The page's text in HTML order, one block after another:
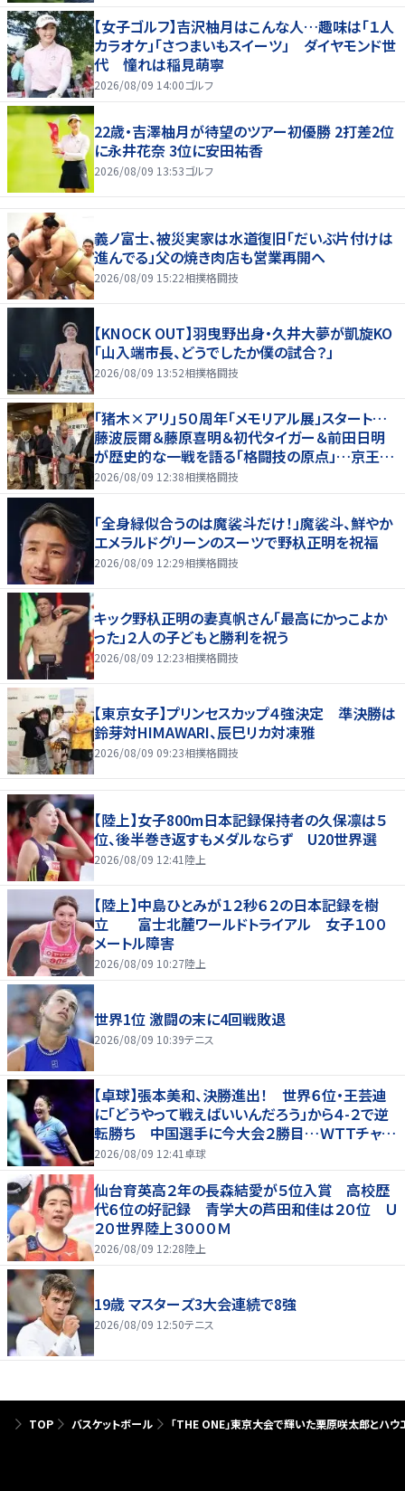
【女子ゴルフ】吉沢柚月はこんな人…趣味は「１人
カラオケ」「さつまいもスイーツ」 ダイヤモンド世
代 憧れは稲見萌寧
2026/08/09 14:00ゴルフ
22歳・吉澤柚月が待望のツアー初優勝 2打差2位
に永井花奈 3位に安田祐香
2026/08/09 13:53ゴルフ
義ノ富士、被災実家は水道復旧「だいぶ片付けは
進んでる」父の焼き肉店も営業再開へ
2026/08/09 15:22相撲格闘技
【KNOCK OUT】羽曳野出身・久井大夢が凱旋KO
「山入端市長、どうでしたか僕の試合？」
2026/08/09 13:52相撲格闘技
「猪木×アリ」５０周年「メモリアル展」スタート…
藤波辰爾＆藤原喜明＆初代タイガー＆前田日明
が歴史的な一戦を語る「格闘技の原点」…京王プ
ラザホテルで３１日まで
2026/08/09 12:38相撲格闘技
「全身緑似合うのは魔裟斗だけ！」魔裟斗、鮮やか
エメラルドグリーンのスーツで野杁正明を祝福
2026/08/09 12:29相撲格闘技
キック野杁正明の妻真帆さん「最高にかっこよか
った」２人の子どもと勝利を祝う
2026/08/09 12:23相撲格闘技
【東京女子】プリンセスカップ４強決定 準決勝は
鈴芽対HIMAWARI、辰巳リカ対凍雅
2026/08/09 09:23相撲格闘技
【陸上】女子800m日本記録保持者の久保凛は５
位、後半巻き返すもメダルならず U20世界選
2026/08/09 12:41 陸上
【陸上】中島ひとみが１２秒６２の日本記録を樹
立 富士北麓ワールドトライアル 女子１００
メートル障害
2026/08/09 10:27陸上
世界1位 激闘の末に4回戦敗退
2026/08/09 10:39テニス
【卓球】張本美和、決勝進出！ 世界６位・王芸迪
に「どうやって戦えばいいんだろう」から４-２で逆
転勝ち 中国選手に今大会２勝目…ＷＴＴチャン
ピオンズ横浜
2026/08/09 12:41 卓球
仙台育英高２年の長森結愛が５位入賞 高校歴
代６位の好記録 青学大の芦田和佳は２０位 Ｕ
２０世界陸上３０００Ｍ
2026/08/09 12:28陸上
19歳 マスターズ3大会連続で8強
2026/08/09 12:50テニス
TOP バスケットボール 「THE ONE」東京大会で輝いた栗原咲太郎とハ